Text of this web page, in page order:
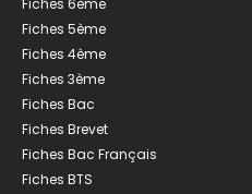
Fiches 6ème
Fiches 5ème
Fiches 4ème
Fiches 3ème
Fiches Bac
Fiches Brevet
Fiches Bac Français
Fiches BTS